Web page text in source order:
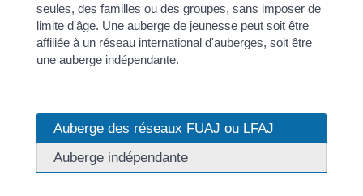
seules, des familles ou des groupes, sans imposer de
limite d'âge. Une auberge de jeunesse peut soit être
affiliée à un réseau international d'auberges, soit être
une auberge indépendante.
Auberge des réseaux FUAJ ou LFAJ
Auberge indépendante